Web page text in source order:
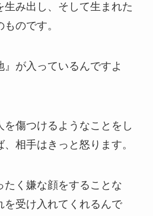
み出し、そして生まれた
のです。
が入っているんですよ
を傷つけるようなことをし
相手はきっと怒ります。
たく嫌な顔をすることな
を受け入れてくれるんで